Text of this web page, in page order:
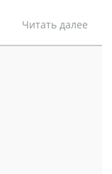
Читать далее